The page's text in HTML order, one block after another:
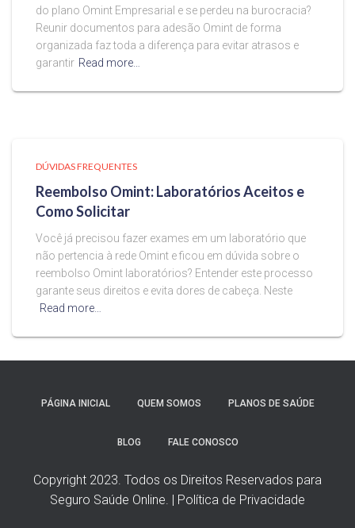
do plano Omint Empresarial e se perdeu na burocracia?
Reunir documentos para adesão Omint de forma
organizada faz toda a diferença para evitar atrasos e
garantir Read more…
DÚVIDAS FREQUENTES
Reembolso Omint: Laboratórios Aceitos e
Como Solicitar
Você já precisou fazer exames em um laboratório que
não pertencia à rede Omint e ficou em dúvida sobre o
reembolso Omint laboratórios? Entender este processo
garante seus direitos e evita dores de cabeça. Neste
Read more…
PÁGINA INICIAL QUEM SOMOS PLANOS DE SAÚDE
BLOG FALE CONOSCO
Copyright 2023. Todos os Direitos Reservados para
Seguro Saúde Online. | Política de Privacidade